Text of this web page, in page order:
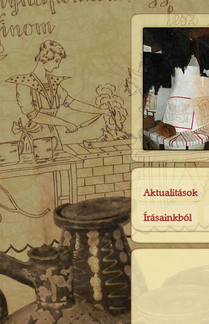
Aktualitások
Írásainkból